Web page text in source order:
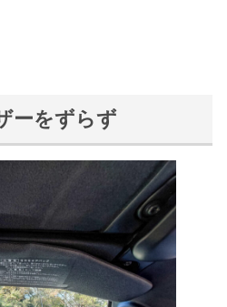
ーをずらず